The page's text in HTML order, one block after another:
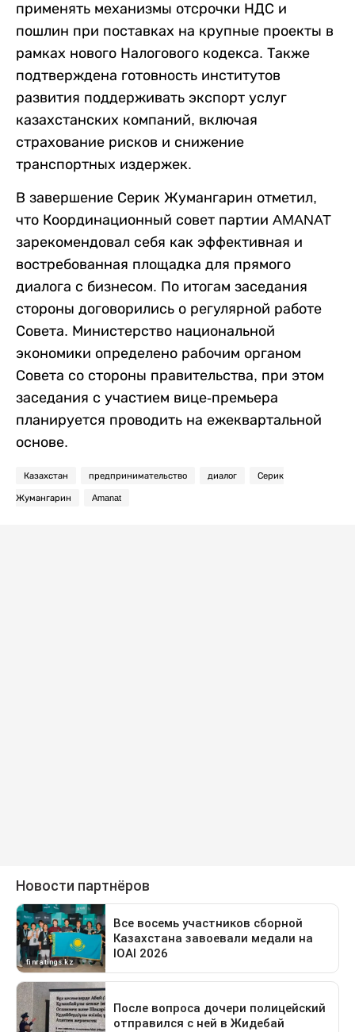
применять механизмы отсрочки НДС и
пошлин при поставках на крупные проекты в
рамках нового Налогового кодекса. Также
подтверждена готовность институтов
развития поддерживать экспорт услуг
казахстанских компаний, включая
страхование рисков и снижение
транспортных издержек.
В завершение Серик Жумангарин отметил,
что Координационный совет партии AMANAT
зарекомендовал себя как эффективная и
востребованная площадка для прямого
диалога с бизнесом. По итогам заседания
стороны договорились о регулярной работе
Совета. Министерство национальной
экономики определено рабочим органом
Совета со стороны правительства, при этом
заседания с участием вице-премьера
планируется проводить на ежеквартальной
основе.
Казахстан предпринимательство диалог Серик
Жумангарин Amanat